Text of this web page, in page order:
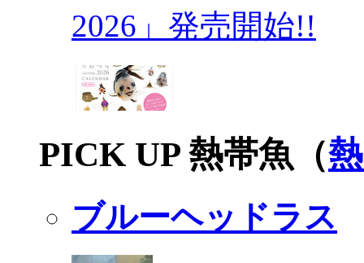
2026」発売開始!!
PICK UP 熱帯魚（
ブルーヘッドラス